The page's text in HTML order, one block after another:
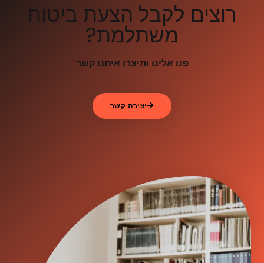
רוצים לקבל הצעת ביטוח
משתלמת?
פנו אלינו ותיצרו איתנו קשר
יצירת קשר